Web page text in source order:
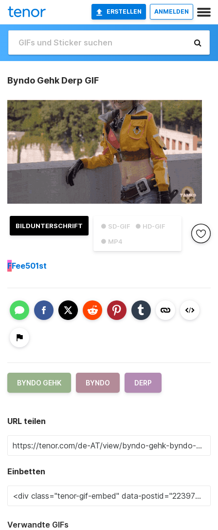
ERSTELLEN ANMELDEN
Byndo Gehk Derp GIF
● SD-GIF
● HD-GIF
● MP4
BILDUNTERSCHRIFT
FFee501st
BYNDO GEHK BYNDO DERP
URL teilen
Einbetten
Verwandte GIFs